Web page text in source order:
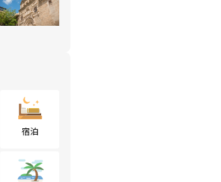
宿泊